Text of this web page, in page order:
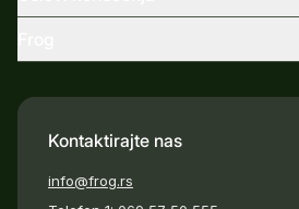
Kontaktirajte nas
info@frog.rs